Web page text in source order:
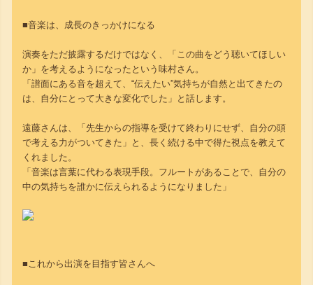
■音楽は、成長のきっかけになる
演奏をただ披露するだけではなく、「この曲をどう聴いてほしい
か」を考えるようになったという味村さん。
「譜面にある音を超えて、“伝えたい”気持ちが自然と出てきたの
は、自分にとって大きな変化でした」と話します。
遠藤さんは、「先生からの指導を受けて終わりにせず、自分の頭
で考える力がついてきた」と、長く続ける中で得た視点を教えて
くれました。
「音楽は言葉に代わる表現手段。フルートがあることで、自分の
中の気持ちを誰かに伝えられるようになりました」
■これから出演を目指す皆さんへ